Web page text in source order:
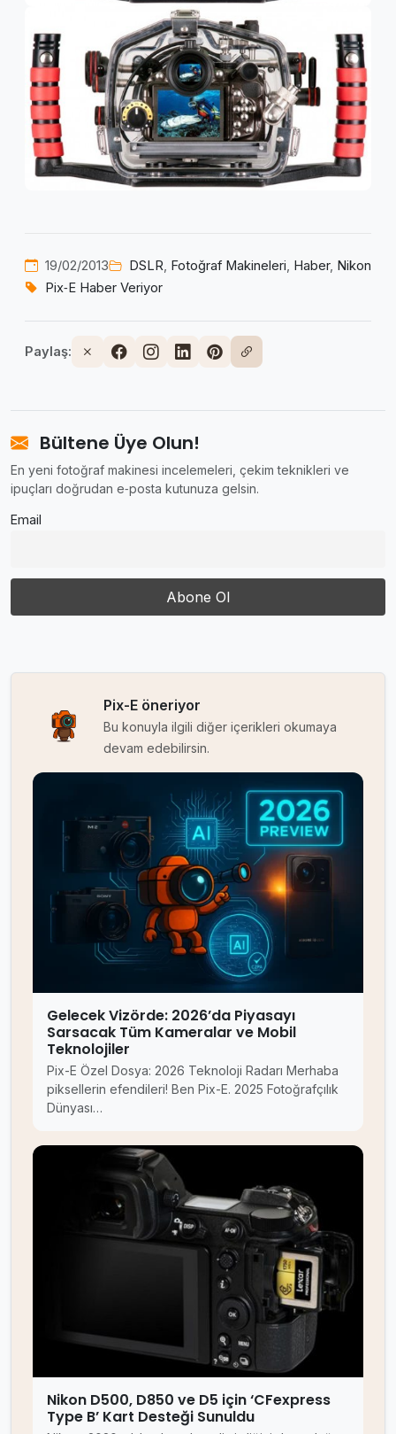
19/02/2013 DSLR, Fotoğraf Makineleri, Haber, Nikon
Pix‑E Haber Veriyor
Paylaş:
Bültene Üye Olun!
En yeni fotoğraf makinesi incelemeleri, çekim teknikleri ve
ipuçları doğrudan e‑posta kutunuza gelsin.
Email
Pix-E öneriyor
Bu konuyla ilgili diğer içerikleri okumaya
devam edebilirsin.
Gelecek Vizörde: 2026’da Piyasayı
Sarsacak Tüm Kameralar ve Mobil
Teknolojiler
Pix-E Özel Dosya: 2026 Teknoloji Radarı Merhaba
piksellerin efendileri! Ben Pix-E. 2025 Fotoğrafçılık
Dünyası…
Nikon D500, D850 ve D5 için ‘CFexpress
Type B’ Kart Desteği Sunuldu